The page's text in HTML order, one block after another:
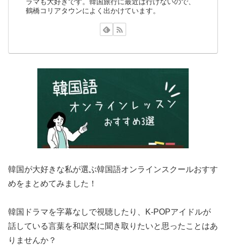
鶴橋コリアタウンによく出かけています。
韓国が大好きな私が選ぶ韓国語オンラインスクールおすす
めをまとめてみました！
韓国ドラマを字幕なしで視聴したり、K-POPアイドルが
話している言葉を和訳梨に聞き取りたいと思ったことはあ
りませんか？